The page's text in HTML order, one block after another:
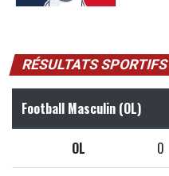
RÉSULTATS SPORTIFS
Football Masculin (OL)
OL 0